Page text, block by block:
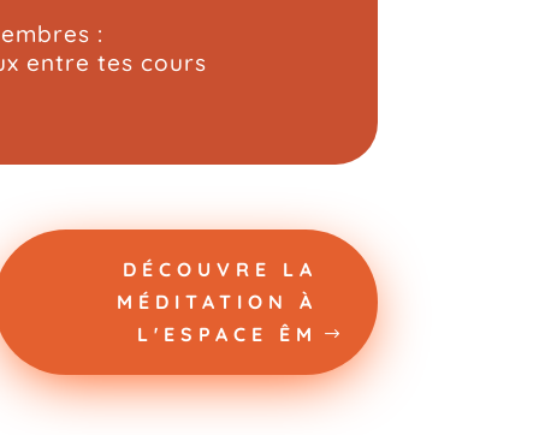
:
entre tes cours
DÉCOUVRE LA
MÉDITATION À
L'ESPACE ÊM